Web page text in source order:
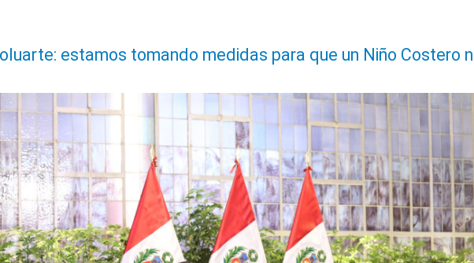
estamos tomando medidas para que un Niño Costero